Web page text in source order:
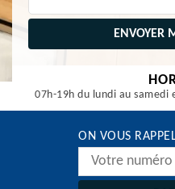
07h-19h du lundi au
ON VOUS